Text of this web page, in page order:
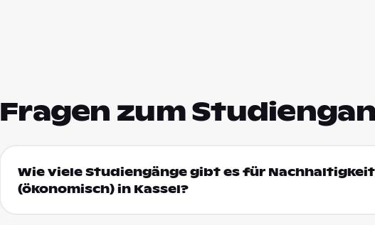
Fragen zum
Wie viele Studiengänge gibt es für
(ökonomisch) in Kassel?